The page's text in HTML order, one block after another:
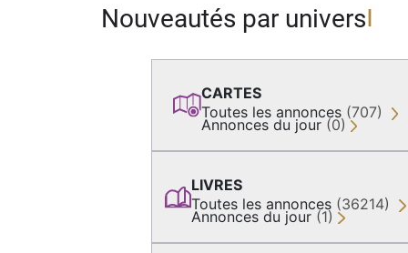
Nouveautés par univers
CARTES
Toutes les annonces (707)
Annonces du jour (0)
LIVRES
Toutes les annonces (36214)
Annonces du jour (1)